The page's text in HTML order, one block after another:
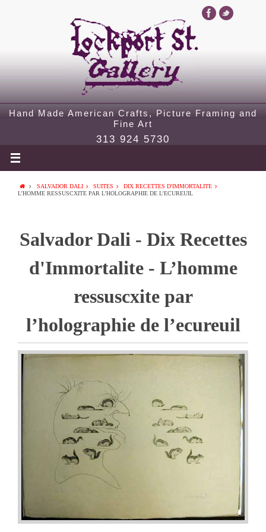
Hand Made American Crafts, Picture Framing and
Fine Art
313 924 5730
SALVADOR DALI SUITES
DIX RECETTES D'IMMORTALITE
L’HOMME RESSUSCXITE PAR L’HOLOGRAPHIE DE L’ECUREUIL
Salvador Dali - Dix Recettes
d'Immortalite - L’homme
ressuscxite par
l’holographie de l’ecureuil